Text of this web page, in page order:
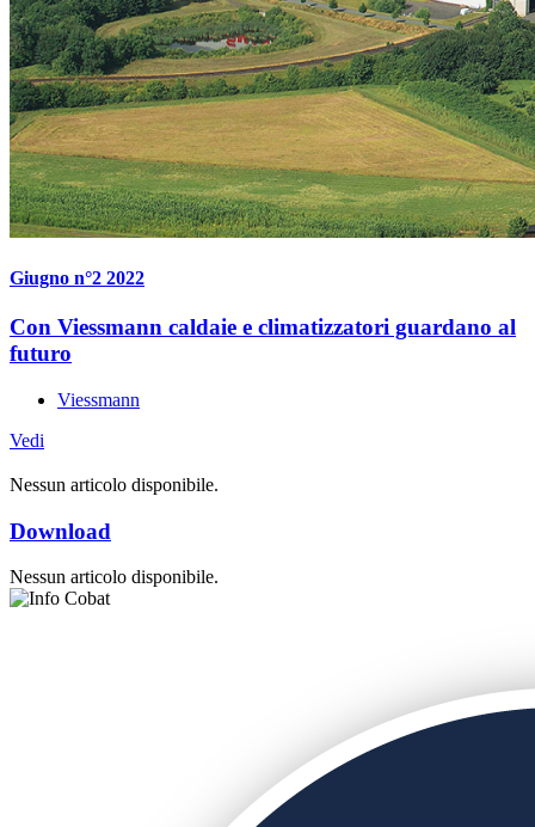
Giugno n°2 2022
Con Viessmann caldaie e climatizzatori guardano al
futuro
Viessmann
Vedi
Nessun articolo disponibile.
Download
Nessun articolo disponibile.